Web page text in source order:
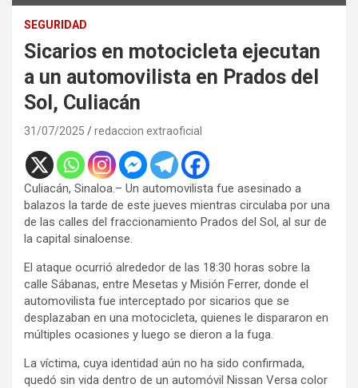
SEGURIDAD
Sicarios en motocicleta ejecutan
a un automovilista en Prados del
Sol, Culiacán
31/07/2025 redaccion extraoficial
Culiacán, Sinaloa.– Un automovilista fue asesinado a
balazos la tarde de este jueves mientras circulaba por una
de las calles del fraccionamiento Prados del Sol, al sur de
la capital sinaloense.
El ataque ocurrió alrededor de las 18:30 horas sobre la
calle Sábanas, entre Mesetas y Misión Ferrer, donde el
automovilista fue interceptado por sicarios que se
desplazaban en una motocicleta, quienes le dispararon en
múltiples ocasiones y luego se dieron a la fuga.
La víctima, cuya identidad aún no ha sido confirmada,
quedó sin vida dentro de un automóvil Nissan Versa color